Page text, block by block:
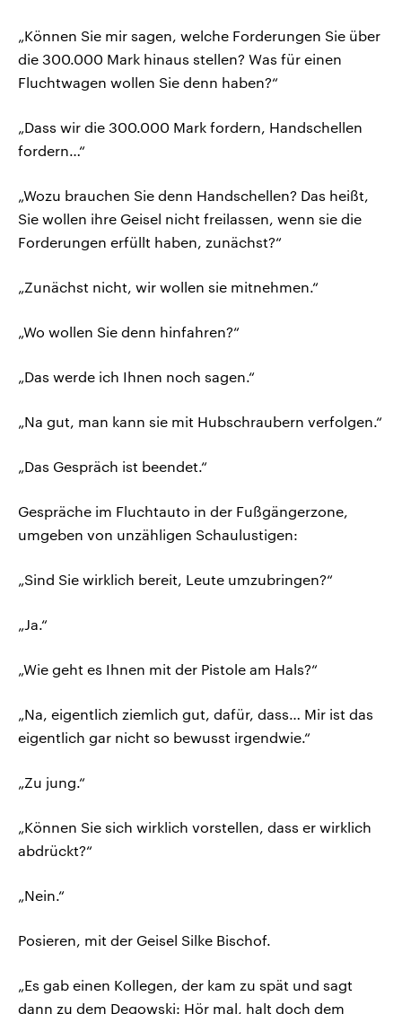
„Können Sie mir sagen, welche Forderungen Sie über
die 300.000 Mark hinaus stellen? Was für einen
Fluchtwagen wollen Sie denn haben?“
„Dass wir die 300.000 Mark fordern, Handschellen
fordern…“
„Wozu brauchen Sie denn Handschellen? Das heißt,
Sie wollen ihre Geisel nicht freilassen, wenn sie die
Forderungen erfüllt haben, zunächst?“
„Zunächst nicht, wir wollen sie mitnehmen.“
„Wo wollen Sie denn hinfahren?“
„Das werde ich Ihnen noch sagen.“
„Na gut, man kann sie mit Hubschraubern verfolgen.“
„Das Gespräch ist beendet.“
Gespräche im Fluchtauto in der Fußgängerzone,
umgeben von unzähligen Schaulustigen:
„Sind Sie wirklich bereit, Leute umzubringen?“
„Ja.“
„Wie geht es Ihnen mit der Pistole am Hals?“
„Na, eigentlich ziemlich gut, dafür, dass… Mir ist das
eigentlich gar nicht so bewusst irgendwie.“
„Zu jung.“
„Können Sie sich wirklich vorstellen, dass er wirklich
abdrückt?“
„Nein.“
Posieren, mit der Geisel Silke Bischof.
„Es gab einen Kollegen, der kam zu spät und sagt
dann zu dem Degowski: Hör mal, halt doch dem